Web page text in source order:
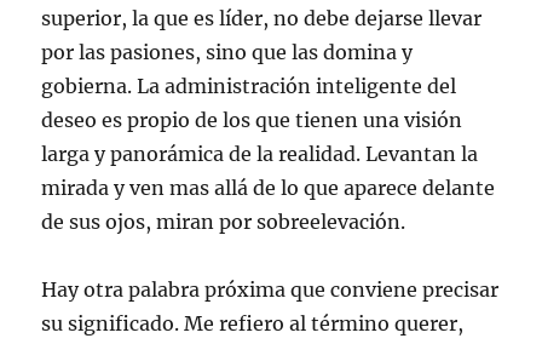
superior, la que es líder, no debe dejarse llevar
por las pasiones, sino que las domina y
gobierna. La administración inteligente del
deseo es propio de los que tienen una visión
larga y panorámica de la realidad. Levantan la
mirada y ven mas allá de lo que aparece delante
de sus ojos, miran por sobreelevación.
Hay otra palabra próxima que conviene precisar
su significado. Me refiero al término querer,